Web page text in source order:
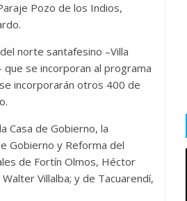
Pozo de los Indios,
norte santafesino –Villa
que se incorporan al programa
incorporarán otros 400 de
Casa de Gobierno, la
Gobierno y Reforma del
de Fortín Olmos, Héctor
Villalba; y de Tacuarendí,